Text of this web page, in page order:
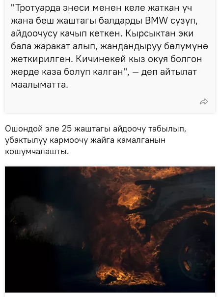
"Тротуарда энеси менен келе жаткан үч
жана беш жаштагы балдарды BMW сүзүп,
айдоочусу качып кеткен. Кырсыктан эки
бала жаракат алып, жандандыруу бөлүмүнө
жеткирилген. Кичинекей кыз окуя болгон
жерде каза болуп калган", — деп айтылат
маалыматта.
Ошондой эле 25 жаштагы айдоочу табылып,
убактылуу кармоочу жайга камалганын
кошумчалашты.